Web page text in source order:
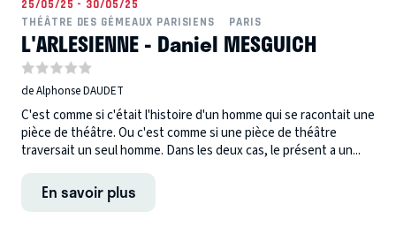
25/05/25 - 30/05/25
THÉÂTRE DES GÉMEAUX PARISIENS
PARIS
L'ARLESIENNE - Daniel MESGUICH
de Alphonse DAUDET
C'est comme si c'était l'histoire d'un homme qui se racontait une
pièce de théâtre. Ou c'est comme si une pièce de théâtre
traversait un seul homme. Dans les deux cas, le présent a un...
En savoir plus